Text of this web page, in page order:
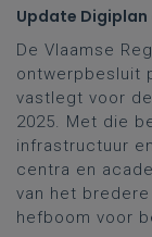
Update
De Vlaamse
ontwerpbesluit
vastlegt voor
2025. Met die
infrastructuur
centra en
van het
hefboom voor